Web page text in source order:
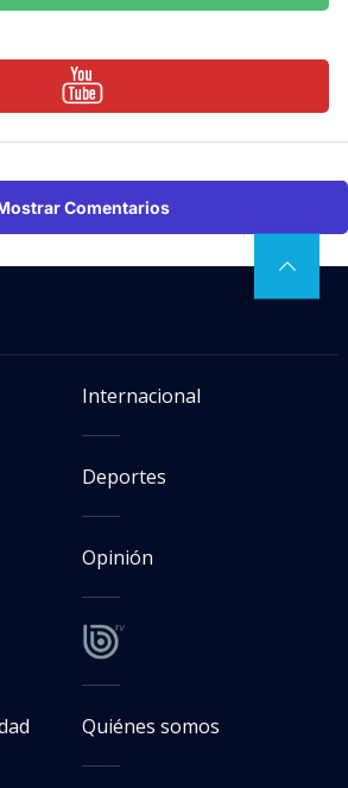
Comentarios
Internacional
Deportes
Opinión
Quiénes somos